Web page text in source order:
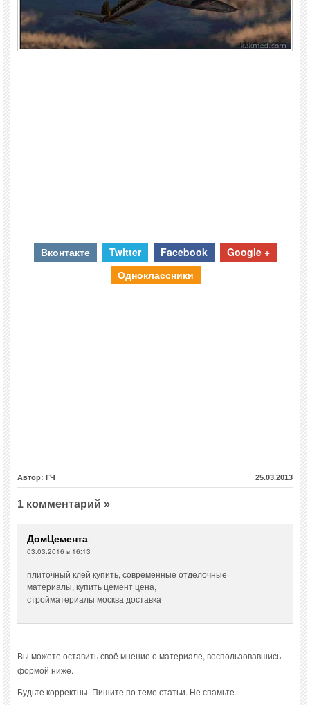
Вконтакте Twitter Facebook
Google +
Одноклассники
Автор: ГЧ 25.03.2013
1 комментарий »
ДомЦемента:
03.03.2016 в 16:13
плиточный клей купить, современные отделочные
материалы, купить цемент цена,
стройматериалы москва доставка
Вы можете оставить своё мнение о материале, воспользовавшись
формой ниже.
Будьте корректны. Пишите по теме статьи. Не спамьте.